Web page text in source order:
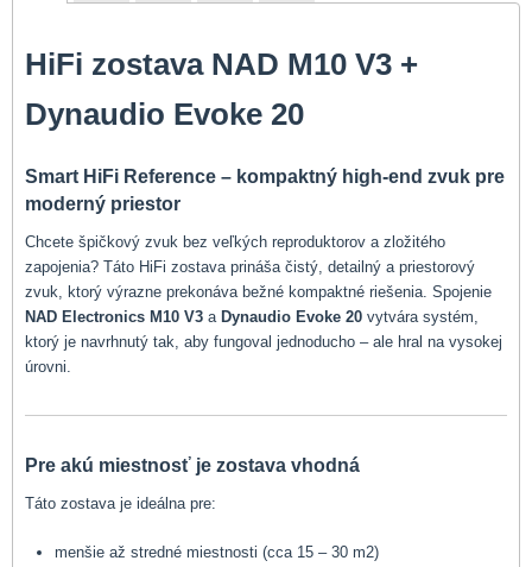
HiFi zostava NAD M10 V3 +
Dynaudio Evoke 20
Smart HiFi Reference – kompaktný high-end zvuk pre
moderný priestor
Chcete špičkový zvuk bez veľkých reproduktorov a zložitého
zapojenia? Táto HiFi zostava prináša čistý, detailný a priestorový
zvuk, ktorý výrazne prekonáva bežné kompaktné riešenia. Spojenie
NAD Electronics M10 V3 a Dynaudio Evoke 20 vytvára systém,
ktorý je navrhnutý tak, aby fungoval jednoducho – ale hral na vysokej
úrovni.
Pre akú miestnosť je zostava vhodná
Táto zostava je ideálna pre:
menšie až stredné miestnosti (cca 15 – 30 m2)